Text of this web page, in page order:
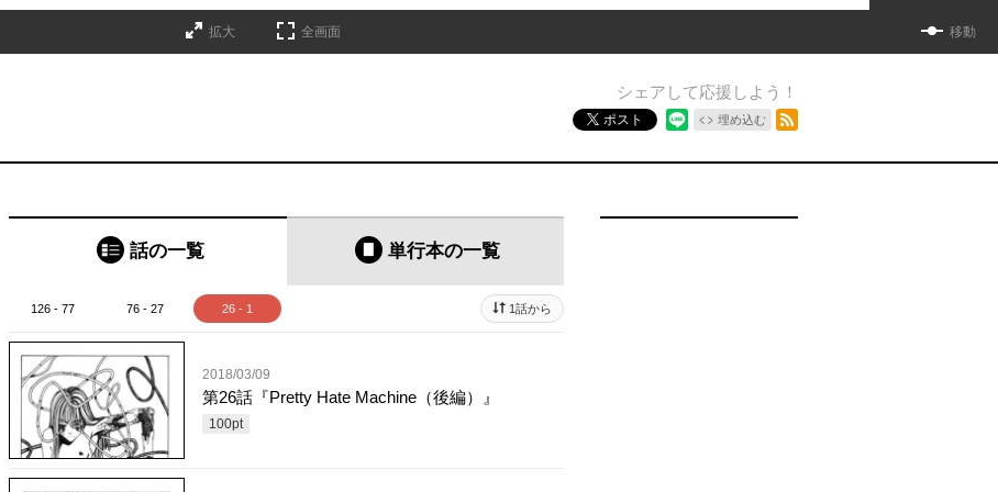
拡大 全画面 移動
シェアして応援しよう！
ポスト 埋め込む
話の一覧 単行本の一覧
126 - 77 76 - 27 26 - 1 1話から
2018/03/09
第26話『Pretty Hate Machine（後編）』
100pt